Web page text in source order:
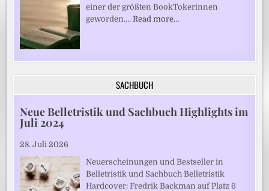
einer der größten BookTokerinnen
geworden.…Read more…
SACHBUCH
Neue Belletristik und Sachbuch Highlights im
Juli 2024
28. Juli 2026
Neuerscheinungen und Bestseller in
Belletristik und Sachbuch Belletristik
Hardcover: Fredrik Backman auf Platz 6